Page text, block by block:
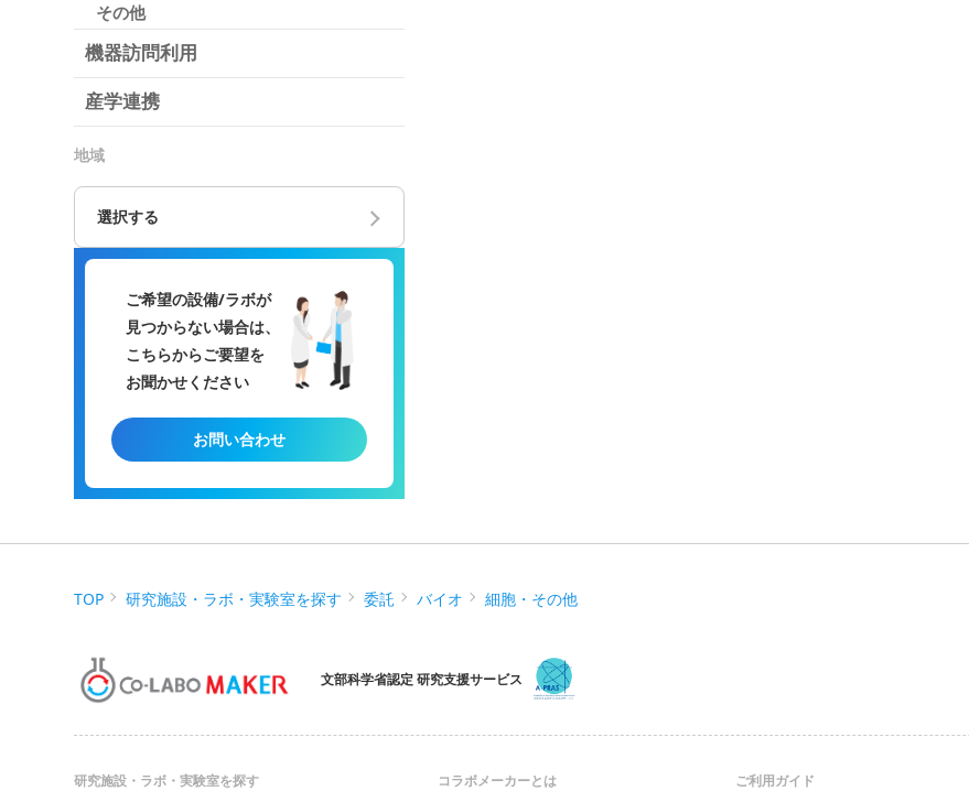
その他
機器訪問利用
産学連携
地域
選択する
ご希望の設備/ラボが
見つからない場合は、
こちらからご要望を
お聞かせください
お問い合わせ
TOP 研究施設・ラボ・実験室を探す 委託 バイオ 細胞・その他
文部科学省認定 研究支援サービス
研究施設・ラボ・実験室を探す
コラボメーカーとは
ご利用ガイド